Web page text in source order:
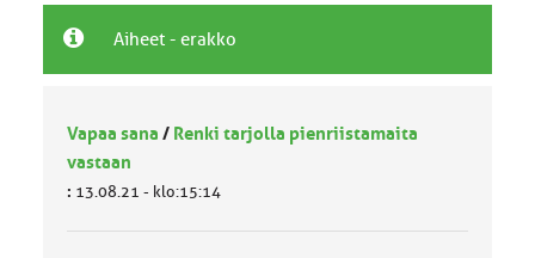
Aiheet - erakko
Vapaa sana / Renki tarjolla pienriistamaita
vastaan
: 13.08.21 - klo:15:14